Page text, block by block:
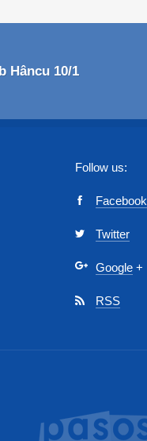
Hâncu 10/1
Follow us:
Facebook
Twitter
Google +
RSS